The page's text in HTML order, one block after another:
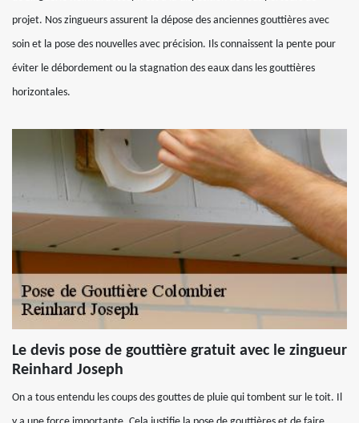
projet. Nos zingueurs assurent la dépose des anciennes gouttières avec
soin et la pose des nouvelles avec précision. Ils connaissent la pente pour
éviter le débordement ou la stagnation des eaux dans les gouttières
horizontales.
Le devis pose de gouttière gratuit avec le zingueur
Reinhard Joseph
On a tous entendu les coups des gouttes de pluie qui tombent sur le toit. Il